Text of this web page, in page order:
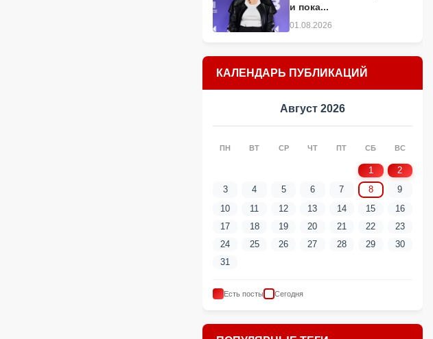
и пока...
01.08.2026
КАЛЕНДАРЬ ПУБЛИКАЦИЙ
Август 2026
ПН ВТ СР ЧТ ПТ СБ ВС
1
2
3
4 5 6 7 8
9
10
11 12 13 14 15
16
17
18 19 20 21 22
23
24
25 26 27 28 29
30
31
Есть посты Сегодня